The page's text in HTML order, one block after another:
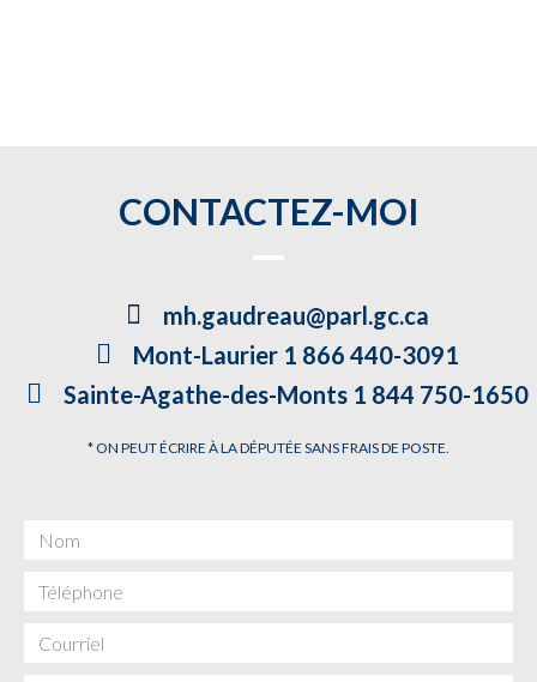
CONTACTEZ-MOI
mh.gaudreau@parl.gc.ca
Mont-Laurier 1 866 440-3091
Sainte-Agathe-des-Monts 1 844 750-1650
* ON PEUT ÉCRIRE À LA DÉPUTÉE SANS FRAIS DE POSTE.